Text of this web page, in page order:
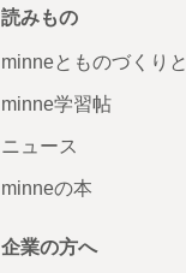
読みもの
minneとものづくりと
minne学習帖
ニュース
minneの本
企業の方へ